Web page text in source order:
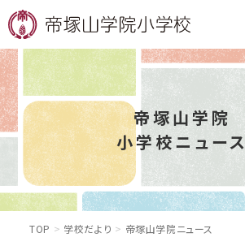
帝塚山学院
小学校ニュース
TOP 学校だより 帝塚山学院ニュース